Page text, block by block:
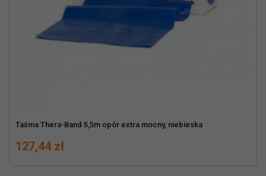
Taśma Thera-Band 5,5m opór extra mocny, niebieska
Cena
127,44 zł